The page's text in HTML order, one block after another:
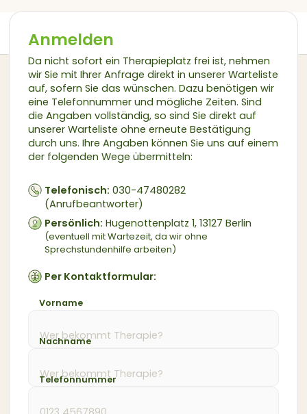
Anmelden
Da nicht sofort ein Therapieplatz frei ist, nehmen
wir Sie mit Ihrer Anfrage direkt in unserer Warteliste
auf, sofern Sie das wünschen. Dazu benötigen wir
eine Telefonnummer und mögliche Zeiten. Sind
die Angaben vollständig, so sind Sie direkt auf
unserer Warteliste ohne erneute Bestätigung
durch uns. Ihre Angaben können Sie uns auf einem
der folgenden Wege übermitteln:
Telefonisch: 030-47480282
(Anrufbeantworter)
Persönlich: Hugenottenplatz 1, 13127 Berlin
(eventuell mit Wartezeit, da wir ohne
Sprechstundenhilfe arbeiten)
Per Kontaktformular:
Vorname
Nachname
Telefonnummer